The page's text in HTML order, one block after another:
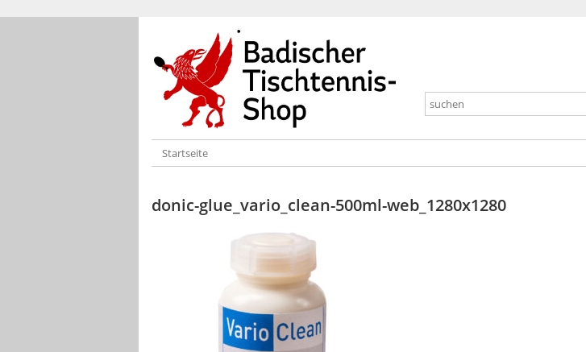
Startseite
donic-glue_vario_clean-500ml-web_1280x1280